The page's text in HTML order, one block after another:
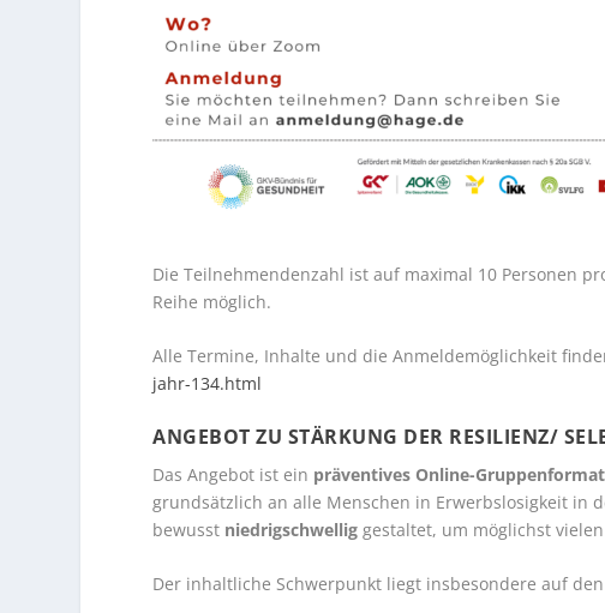
Die Teilnehmendenzahl ist auf maximal 10 Personen
Reihe möglich.
Alle Termine, Inhalte und die Anmeldemöglichkeit
jahr-134.html
ANGEBOT ZU STÄRKUNG DER RESILIENZ/
Das Angebot ist ein präventives Online-Gruppenformat
grundsätzlich an alle Menschen in Erwerbslosigkeit in
bewusst niedrigschwellig gestaltet, um möglichst
Der inhaltliche Schwerpunkt liegt insbesondere auf